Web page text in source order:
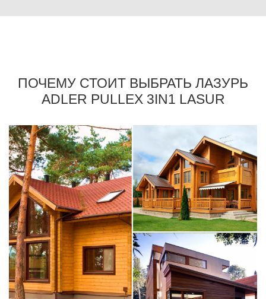
ПОЧЕМУ СТОИТ ВЫБРАТЬ ЛАЗУРЬ
ADLER PULLEX 3IN1 LASUR